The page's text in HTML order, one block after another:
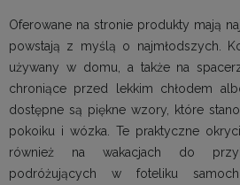
Oferowane na stronie produkty mają
powstają z myślą o najmłodszych.
używany w domu, a także na
chroniące przed lekkim chłodem
dostępne są piękne wzory, które
pokoiku i wózka. Te praktyczne
również na wakacjach do
podróżujących w foteliku